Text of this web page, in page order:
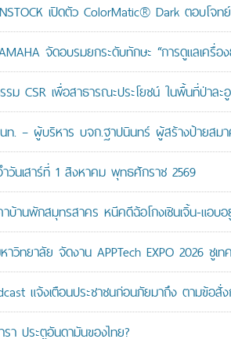
เปิดตัว ColorMatic® Dark ตอบโจ
จัดอบรมยกระดับทักษะ “การดูแลเครื่อ
CSR เพื่อสาธารณะประโยชน์ ในพื้นที่ป่าละอู
ท. – ผู้บริหาร บจก.ฐาปนินทร์ ผู้สร้างป้ายสม
วันเสาร์ที่ 1 สิงหาคม พุทธศักราช 2569
านพักสมุทรสาคร หนีคดีฉ้อโกงเซินเจิ้น-แอบอ
วิทยาลัย จัดงาน APPTech EXPO 2026 ชูเ
แจ้งเตือนประชาชนก่อนภัยมาถึง ตามข้อสั่
า ประตูอันดามันของไทย?